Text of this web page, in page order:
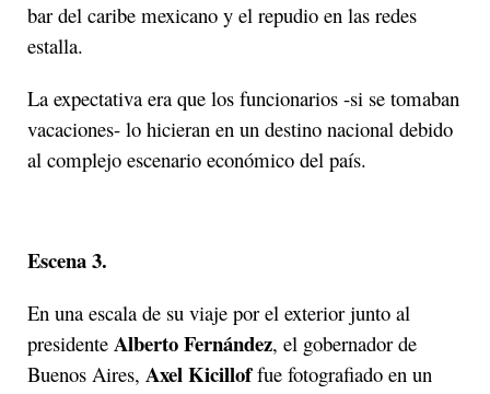
bar del caribe mexicano y el repudio en las redes
estalla.
La expectativa era que los funcionarios -si se tomaban
vacaciones- lo hicieran en un destino nacional debido
al complejo escenario económico del país.
Escena 3.
En una escala de su viaje por el exterior junto al
presidente Alberto Fernández, el gobernador de
Buenos Aires, Axel Kicilloffue fotografiado en un